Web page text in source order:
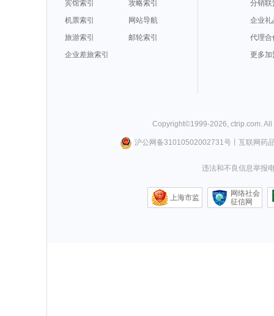
宾馆索引
攻略索引
机票索引
网站导航
旅游索引
邮轮索引
企业差旅索引
分销联
企业礼
代理合
更多加
Copyright©1999-2026 ctrip.com .
沪公网备31010502002731号丨 互联网药
违法和不良信息举报
上海市监
网络社会
征信网